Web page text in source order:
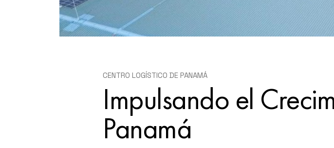
CENTRO LOGÍSTICO DE PANAMÁ
Impulsando el
Panamá